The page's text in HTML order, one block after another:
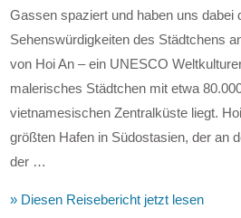
Gassen spaziert und haben uns dabei
Sehenswürdigkeiten des Städtchens
von Hoi An – ein UNESCO
malerisches Städtchen mit etwa
vietnamesischen Zentralküste liegt.
größten Hafen in Südostasien, der an
der …
» Diesen Reisebericht jetzt lesen